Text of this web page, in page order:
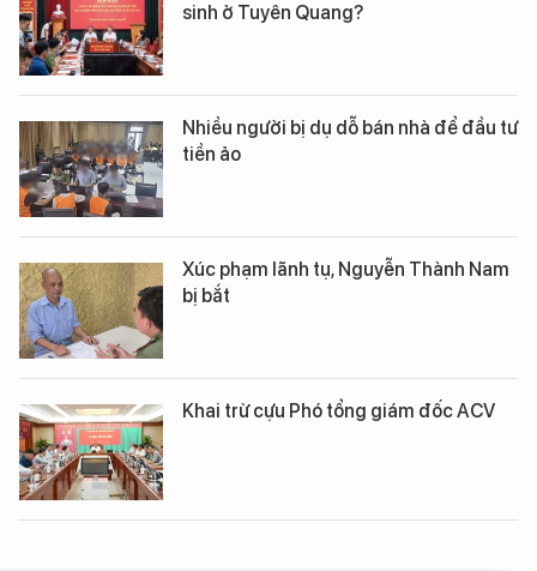
sinh ở Tuyên Quang?
Nhiều người bị dụ dỗ bán nhà để đầu tư
tiền ảo
Xúc phạm lãnh tụ, Nguyễn Thành Nam
bị bắt
Khai trừ cựu Phó tổng giám đốc ACV